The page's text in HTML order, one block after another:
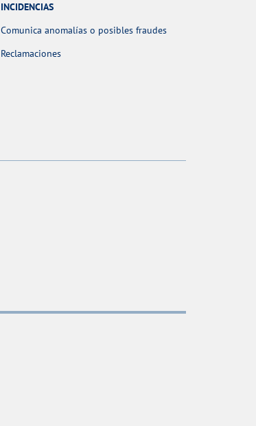
INCIDENCIAS
Comunica anomalías o posibles fraudes
Reclamaciones